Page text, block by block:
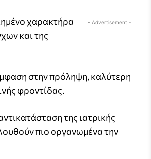
- Advertisement -
χαρακτήρα
και της
στην πρόληψη, καλύτερη
φροντίδας.
της ιατρικής
πιο οργανωμένα την